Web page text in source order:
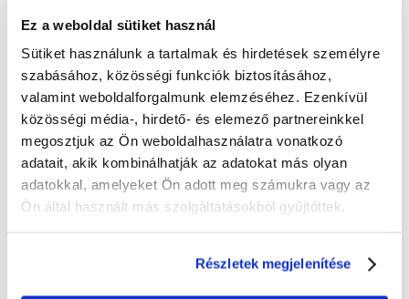
Ez a weboldal sütiket használ
Sütiket használunk a tartalmak és hirdetések személyre
szabásához, közösségi funkciók biztosításához,
valamint weboldalforgalmunk elemzéséhez. Ezenkívül
közösségi média-, hirdető- és elemező partnereinkkel
megosztjuk az Ön weboldalhasználatra vonatkozó
adatait, akik kombinálhatják az adatokat más olyan
adatokkal, amelyeket Ön adott meg számukra vagy az
Ön által használt más szolgáltatásokból gyűjtöttek.
Részletek megjelenítése
FROLIC Naturally Irresistible
3x2,6 kg félig teljes értékű
teljes értékű eledel felnőtt
FROLIC Mini Naturally
Irresistible 5x800 g félnedves,
kistestű kutyatáp friss
marhahússal
10445Ft